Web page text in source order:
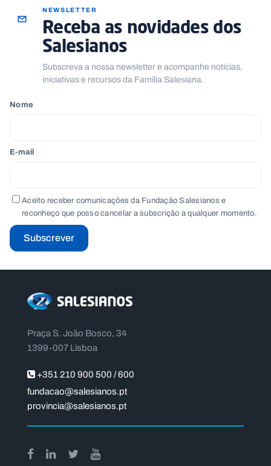
NEWSLETTER
Receba as novidades dos
Salesianos
Subscreva a nossa newsletter e acompanhe notícias,
iniciativas e recursos da Família Salesiana.
Nome
E-mail
Aceito receber comunicações da Fundação Salesianos e
reconheço que posso cancelar a subscrição a qualquer momento.
Subscrever
Praça S. João Bosco, 34
1399-007 Lisboa
+351 210 900 500 / 600
fundacao@salesianos.pt
provincia@salesianos.pt